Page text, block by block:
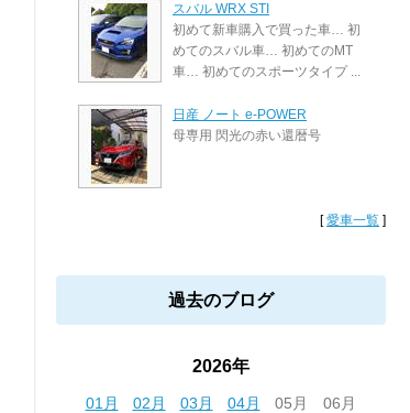
スバル WRX STI
初めて新車購入で買った車… 初
めてのスバル車… 初めてのMT
車… 初めてのスポーツタイプ ...
日産 ノート e-POWER
母専用 閃光の赤い還暦号
[愛車一覧 ]
過去のブログ
2026年
01月 02月 03月 04月 05月
06月